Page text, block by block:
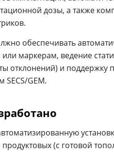
дозы, а также
обеспечивать
маркерам, ведение
отклонений) и поддержку
SECS/GEM.
(с готовой